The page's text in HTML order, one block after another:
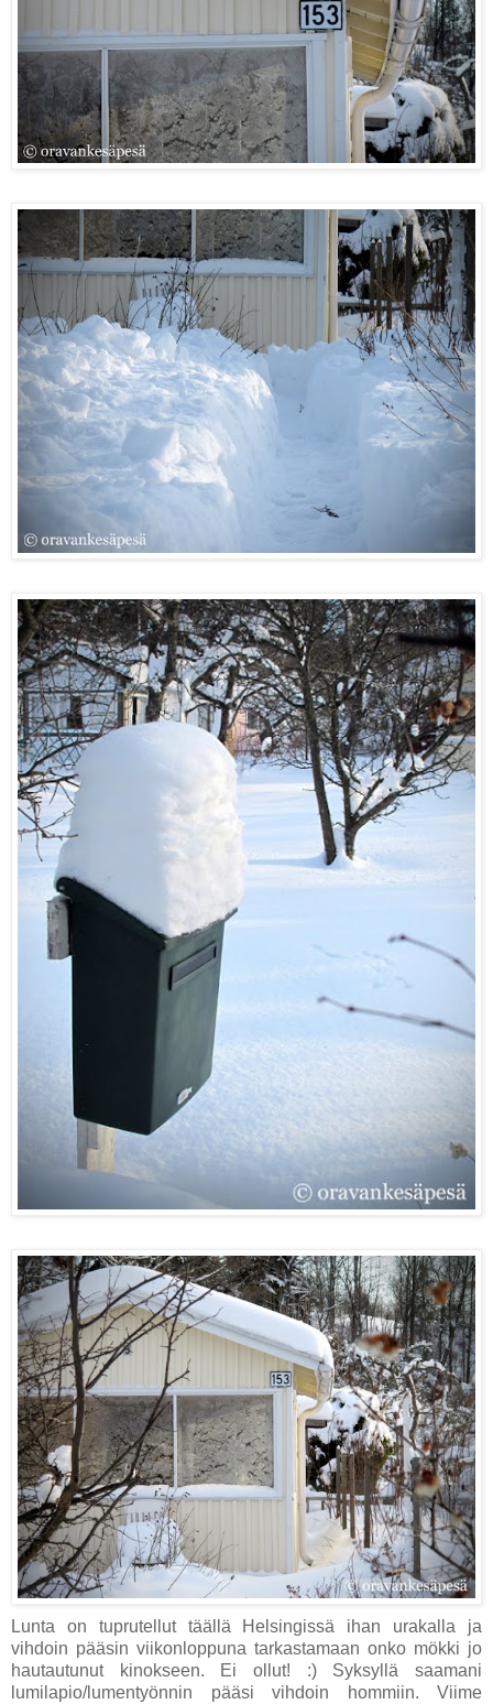
Lunta on tuprutellut täällä Helsingissä ihan urakalla ja
vihdoin pääsin viikonloppuna tarkastamaan onko mökki jo
hautautunut kinokseen. Ei ollut! :) Syksyllä saamani
lumilapio/lumentyönnin pääsi vihdoin hommiin. Viime